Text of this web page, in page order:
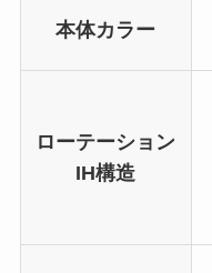
本体カラー
ローテーション
IH構造